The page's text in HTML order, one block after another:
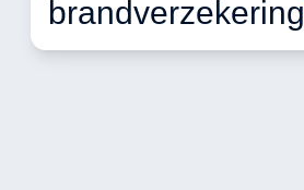
brandverzekering